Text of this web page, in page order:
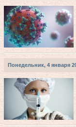
Понедельник, 4 января